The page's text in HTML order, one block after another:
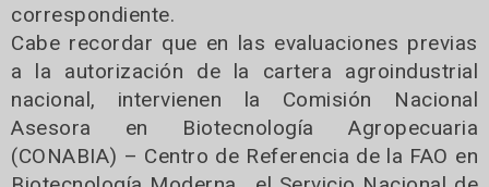
correspondiente.
Cabe recordar que en las evaluaciones previas
a la autorización de la cartera agroindustrial
nacional, intervienen la Comisión Nacional
Asesora en Biotecnología Agropecuaria
(CONABIA) – Centro de Referencia de la FAO en